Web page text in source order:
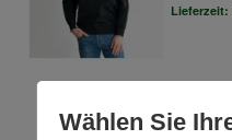
Lieferzeit:
36,49 €
inkl. MwSt.
Wählen Sie